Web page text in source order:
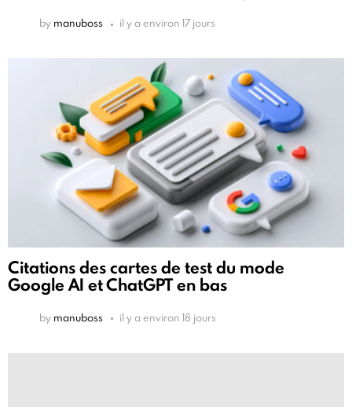
by manuboss il y a environ 17 jours
Citations des cartes de test du mode
Google AI et ChatGPT en bas
by manuboss il y a environ 18 jours